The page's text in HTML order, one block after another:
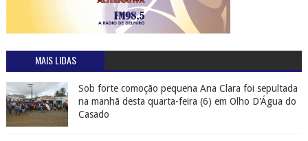
MAIS LIDAS
Sob forte comoção pequena Ana Clara foi sepultada
na manhã desta quarta-feira (6) em Olho D'Água do
Casado